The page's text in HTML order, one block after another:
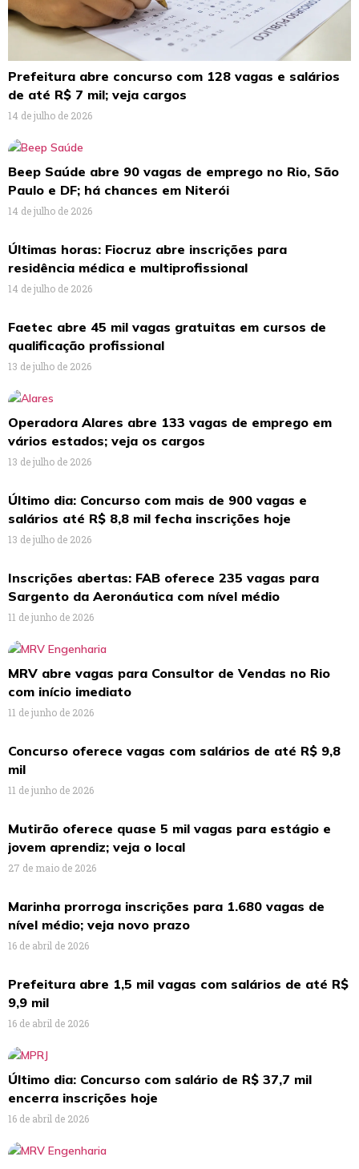
Prefeitura abre concurso com 128 vagas e salários
de até R$ 7 mil; veja cargos
14 de julho de 2026
Beep Saúde abre 90 vagas de emprego no Rio, São
Paulo e DF; há chances em Niterói
14 de julho de 2026
Últimas horas: Fiocruz abre inscrições para
residência médica e multiprofissional
14 de julho de 2026
Faetec abre 45 mil vagas gratuitas em cursos de
qualificação profissional
13 de julho de 2026
Operadora Alares abre 133 vagas de emprego em
vários estados; veja os cargos
13 de julho de 2026
Último dia: Concurso com mais de 900 vagas e
salários até R$ 8,8 mil fecha inscrições hoje
13 de julho de 2026
Inscrições abertas: FAB oferece 235 vagas para
Sargento da Aeronáutica com nível médio
11 de junho de 2026
MRV abre vagas para Consultor de Vendas no Rio
com início imediato
11 de junho de 2026
Concurso oferece vagas com salários de até R$ 9,8
mil
11 de junho de 2026
Mutirão oferece quase 5 mil vagas para estágio e
jovem aprendiz; veja o local
27 de maio de 2026
Marinha prorroga inscrições para 1.680 vagas de
nível médio; veja novo prazo
16 de abril de 2026
Prefeitura abre 1,5 mil vagas com salários de até R$
9,9 mil
16 de abril de 2026
Último dia: Concurso com salário de R$ 37,7 mil
encerra inscrições hoje
16 de abril de 2026